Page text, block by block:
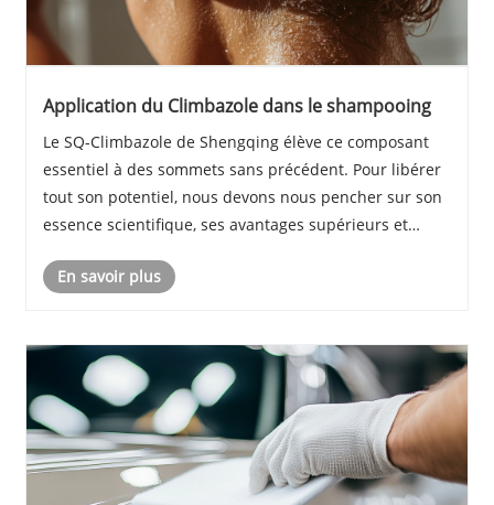
Application du Climbazole dans le shampooing
Le SQ-Climbazole de Shengqing élève ce composant
essentiel à des sommets sans précédent. Pour libérer
tout son potentiel, nous devons nous pencher sur son
essence scientifique, ses avantages supérieurs et
capillaires haut de gamme.
En savoir plus